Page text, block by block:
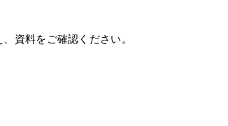
資料をご確認ください。